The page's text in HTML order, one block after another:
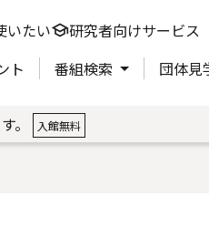
いたいschool研究者向けサービス
ト 番組検索 団体見
。 入館無料